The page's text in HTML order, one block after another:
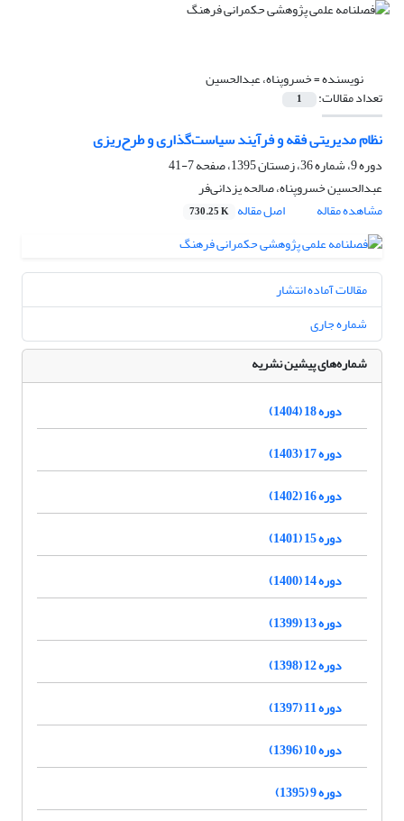
نویسنده =خسروپناه، عبدالحسین
تعداد مقالات: 1
نظام مدیریتی فقه و فرآیند سیاست‌گذاری و طرح‌ریزی
دوره 9، شماره 36، زمستان 1395، صفحه
7-41
عبدالحسین خسروپناه، صالحه یزدانی‌فر
مشاهده مقاله
اصل مقاله 730.25 K
مقالات آماده انتشار
شماره جاری
شماره‌های پیشین نشریه
دوره 18 (1404)
دوره 17 (1403)
دوره 16 (1402)
دوره 15 (1401)
دوره 14 (1400)
دوره 13 (1399)
دوره 12 (1398)
دوره 11 (1397)
دوره 10 (1396)
دوره 9 (1395)